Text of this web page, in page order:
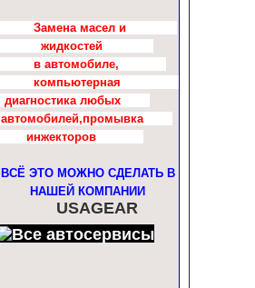
Замена масел и
жидкостей
в автомобиле,
компьютерная
диагностика любых
автомобилей,промывка
инжекторов
ВСЁ ЭТО МОЖНО СДЕЛАТЬ В
НАШЕЙ КОМПАНИИ
USAGEAR